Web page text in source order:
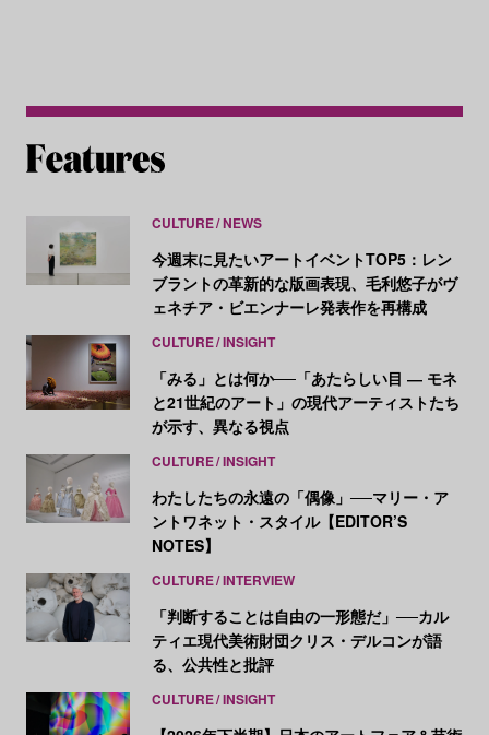
CULTURE NEWS
今週末に見たいアートイベントTOP5：レン
ブラントの革新的な版画表現、毛利悠子がヴ
ェネチア・ビエンナーレ発表作を再構成
CULTURE INSIGHT
「みる」とは何か──「あたらしい目 ― モネ
と21世紀のアート」の現代アーティストたち
が示す、異なる視点
CULTURE INSIGHT
わたしたちの永遠の「偶像」──マリー・ア
ントワネット・スタイル【EDITOR’S
NOTES】
CULTURE INTERVIEW
「判断することは自由の一形態だ」──カル
ティエ現代美術財団クリス・デルコンが語
る、公共性と批評
CULTURE INSIGHT